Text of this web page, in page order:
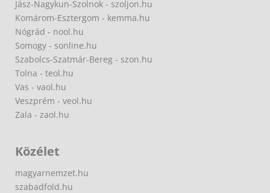
Jász-Nagykun-Szolnok - szoljon.hu
Komárom-Esztergom - kemma.hu
Nógrád - nool.hu
Somogy - sonline.hu
Szabolcs-Szatmár-Bereg - szon.hu
Tolna - teol.hu
Vas - vaol.hu
Veszprém - veol.hu
Zala - zaol.hu
Közélet
magyarnemzet.hu
szabadfold.hu